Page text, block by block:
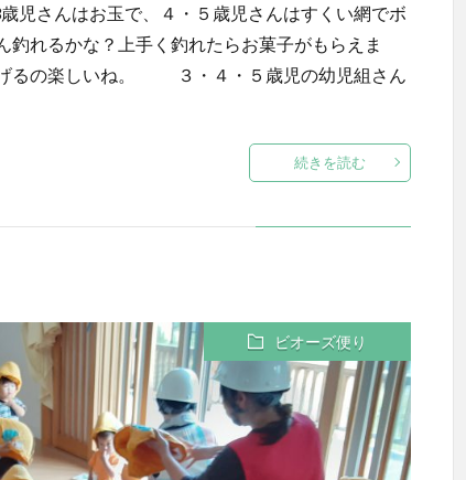
児さんはお玉で、４・５歳児さんはすくい網でボ
るかな？上手く釣れたらお菓子がもらえま
の楽しいね。 ３・４・５歳児の幼児組さん
続きを読む
ビオーズ便り